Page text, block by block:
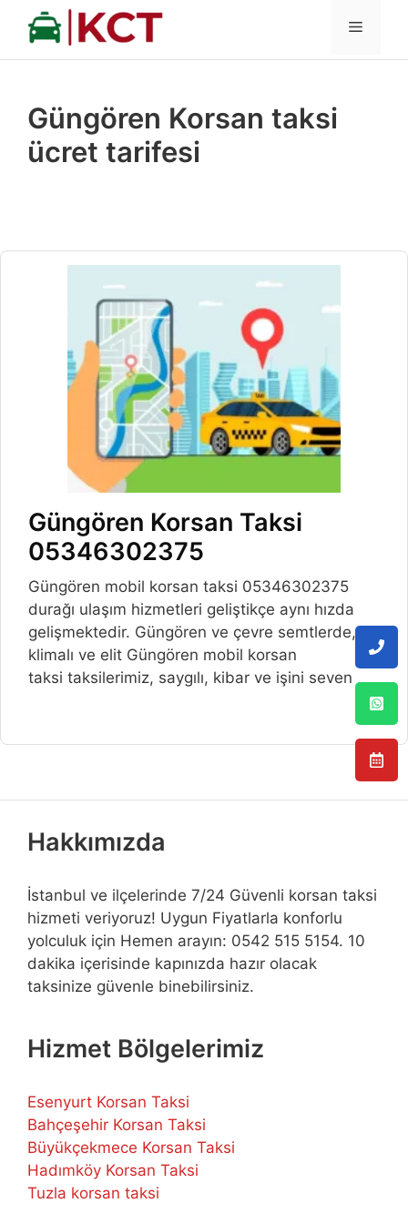
İçeriğe
MENÜ
Güngören Korsan taksi
ücret tarifesi
Güngören Korsan Taksi
05346302375
Güngören mobil korsan taksi 05346302375
durağı ulaşım hizmetleri geliştikçe aynı hızda
gelişmektedir. Güngören ve çevre semtlerde,
klimalı ve elit Güngören mobil korsan
taksi taksilerimiz, saygılı, kibar ve işini seven
Hakkımızda
İstanbul ve ilçelerinde 7/24 Güvenli korsan taksi
hizmeti veriyoruz! Uygun Fiyatlarla konforlu
yolculuk için Hemen arayın: 0542 515 5154. 10
dakika içerisinde kapınızda hazır olacak
taksinize güvenle binebilirsiniz.
Hizmet Bölgelerimiz
Esenyurt Korsan Taksi
Bahçeşehir Korsan Taksi
Büyükçekmece Korsan Taksi
Hadımköy Korsan Taksi
Tuzla korsan taksi